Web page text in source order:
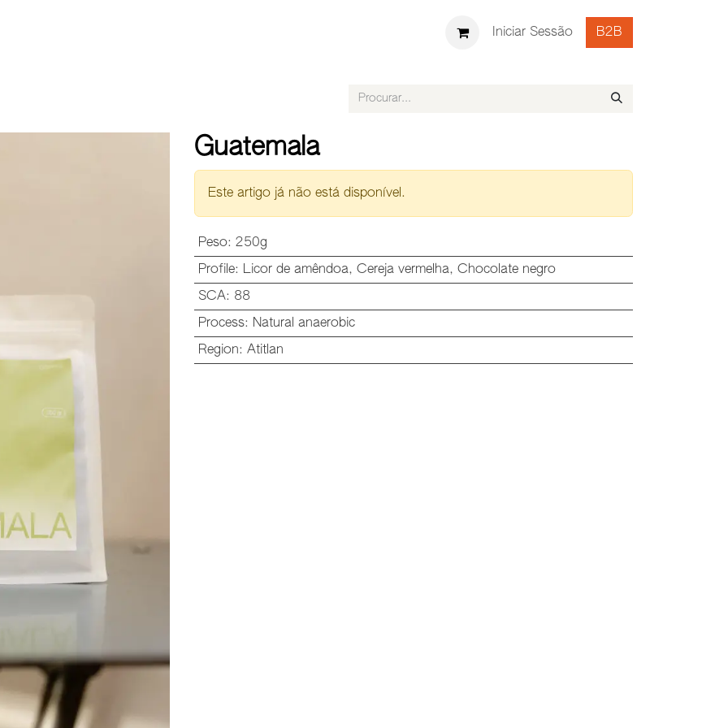
Iniciar Sessão B2B
Guatemala
Este artigo já não está disponível.
Peso: 250g
Profile: Licor de amêndoa, Cereja vermelha, Chocolate negro
SCA: 88
Process: Natural anaerobic
Region: Atitlan